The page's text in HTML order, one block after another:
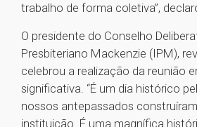
trabalho de forma coletiva”,
O presidente do Conselho
Presbiteriano Mackenzie (IPM),
celebrou a realização da reunião
significativa. “É um dia histórico
nossos antepassados
instituição. É uma magnífica